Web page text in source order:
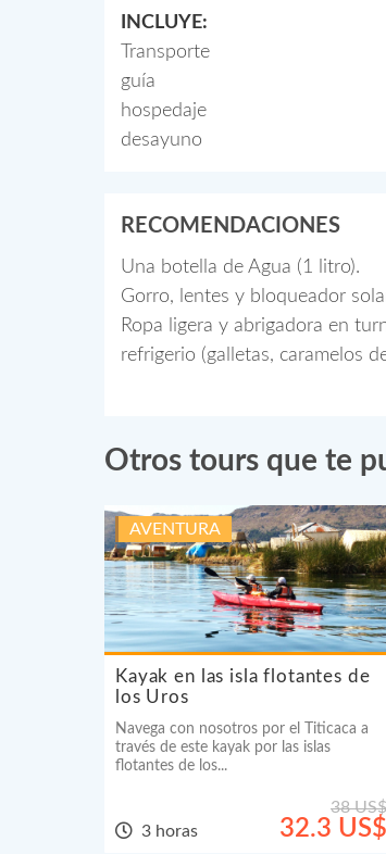
INCLUYE:
Transporte
guía
hospedaje
desayuno
RECOMENDACIONES
Una botella de Agua (1 litro).
Gorro, lentes y bloqueador
Ropa ligera y abrigadora en
refrigerio (galletas, caramelos
Otros tours que te
AVENTURA
Kayak en las isla flotantes de
los Uros
Navega con nosotros por el Titicaca a
través de este kayak por las islas
flotantes de los...
3 horas
38 US$
32.3 US$